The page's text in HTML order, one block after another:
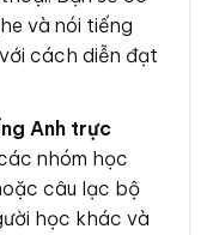
và nói tiếng
cách diễn đạt
Anh trực
nhóm học
câu lạc bộ
học khác và